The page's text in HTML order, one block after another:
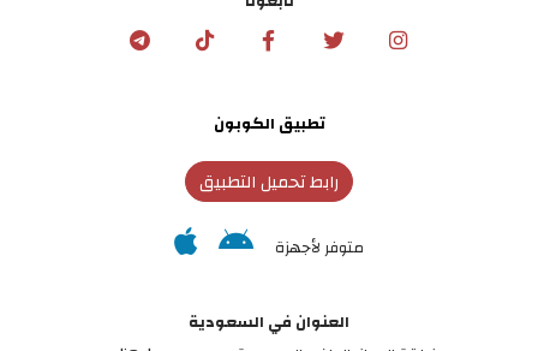
تطبيق الكوبون
رابط تحميل التطبيق
متوفر لأجهزة
العنوان في السعودية